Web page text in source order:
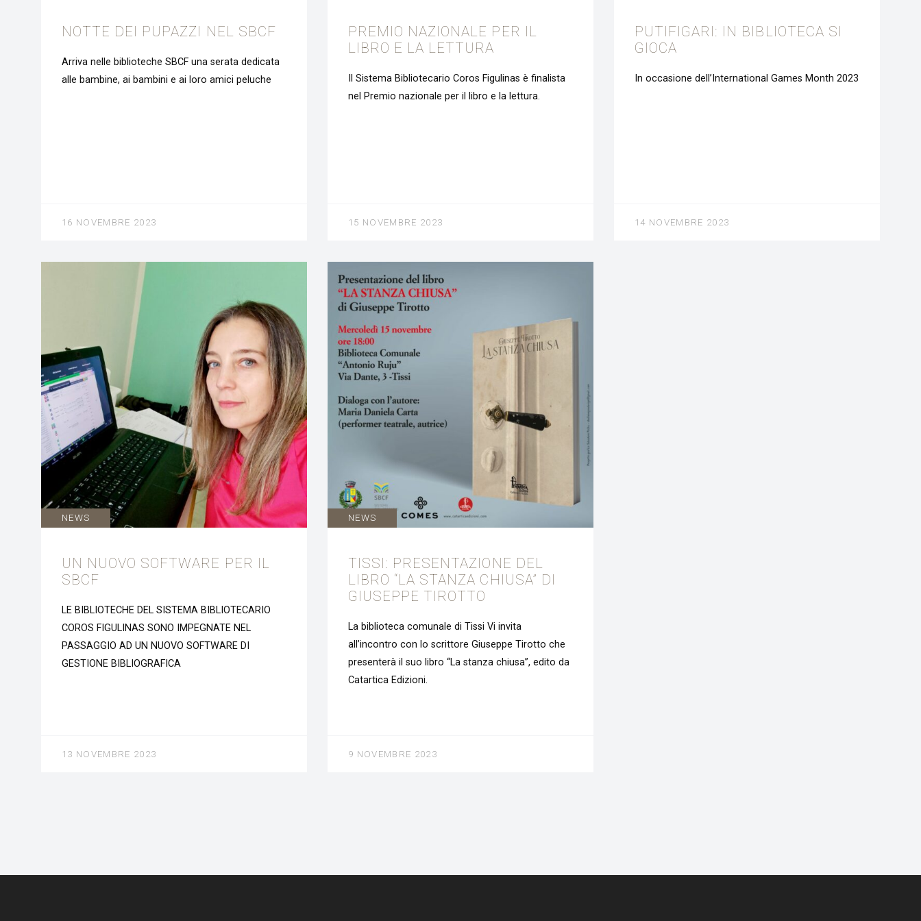
NOTTE DEI PUPAZZI NEL SBCF
Arriva nelle biblioteche SBCF una serata dedicata
alle bambine, ai bambini e ai loro amici peluche
16 NOVEMBRE 2023
PREMIO NAZIONALE PER IL
LIBRO E LA LETTURA
Il Sistema Bibliotecario Coros Figulinas è finalista
nel Premio nazionale per il libro e la lettura.
15 NOVEMBRE 2023
PUTIFIGARI: IN BIBLIOTECA SI
GIOCA
In occasione dell’International Games Month 2023
14 NOVEMBRE 2023
NEWS
UN NUOVO SOFTWARE PER IL
SBCF
LE BIBLIOTECHE DEL SISTEMA BIBLIOTECARIO
COROS FIGULINAS SONO IMPEGNATE NEL
PASSAGGIO AD UN NUOVO SOFTWARE DI
GESTIONE BIBLIOGRAFICA
13 NOVEMBRE 2023
NEWS
TISSI: PRESENTAZIONE DEL
LIBRO “LA STANZA CHIUSA” DI
GIUSEPPE TIROTTO
La biblioteca comunale di Tissi Vi invita
all’incontro con lo scrittore Giuseppe Tirotto che
presenterà il suo libro “La stanza chiusa”, edito da
Catartica Edizioni.
9 NOVEMBRE 2023